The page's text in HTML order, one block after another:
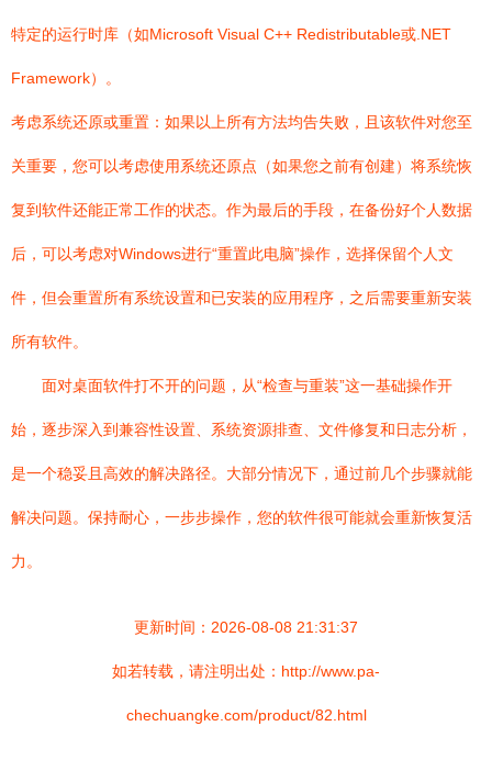
特定的运行时库（如Microsoft Visual C++ Redistributable或.NET
Framework）。
考虑系统还原或重置：如果以上所有方法均告失败，且该软件对您至
关重要，您可以考虑使用系统还原点（如果您之前有创建）将系统恢
复到软件还能正常工作的状态。作为最后的手段，在备份好个人数据
后，可以考虑对Windows进行“重置此电脑”操作，选择保留个人文
件，但会重置所有系统设置和已安装的应用程序，之后需要重新安装
所有软件。
面对桌面软件打不开的问题，从“检查与重装”这一基础操作开
始，逐步深入到兼容性设置、系统资源排查、文件修复和日志分析，
是一个稳妥且高效的解决路径。大部分情况下，通过前几个步骤就能
解决问题。保持耐心，一步步操作，您的软件很可能就会重新恢复活
力。
更新时间：2026-08-08 21:31:37
如若转载，请注明出处：http://www.pa-
chechuangke.com/product/82.html